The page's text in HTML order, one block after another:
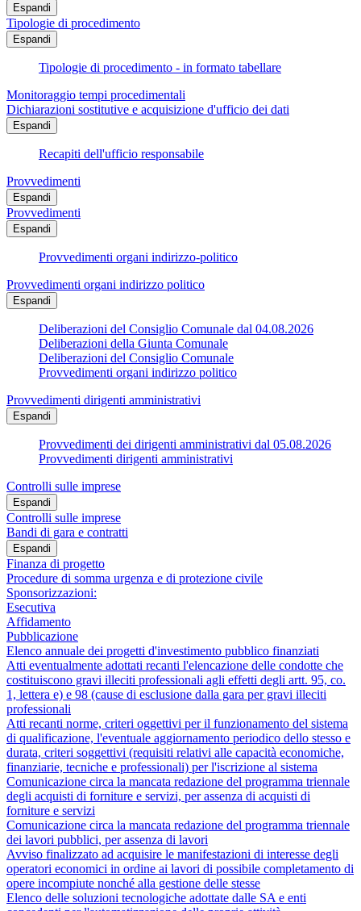
Espandi
Tipologie di procedimento
Espandi
Tipologie di procedimento - in formato tabellare
Monitoraggio tempi procedimentali
Dichiarazioni sostitutive e acquisizione d'ufficio dei dati
Espandi
Recapiti dell'ufficio responsabile
Provvedimenti
Espandi
Provvedimenti
Espandi
Provvedimenti organi indirizzo-politico
Provvedimenti organi indirizzo politico
Espandi
Deliberazioni del Consiglio Comunale dal 04.08.2026
Deliberazioni della Giunta Comunale
Deliberazioni del Consiglio Comunale
Provvedimenti organi indirizzo politico
Provvedimenti dirigenti amministrativi
Espandi
Provvedimenti dei dirigenti amministrativi dal 05.08.2026
Provvedimenti dirigenti amministrativi
Controlli sulle imprese
Espandi
Controlli sulle imprese
Bandi di gara e contratti
Espandi
Finanza di progetto
Procedure di somma urgenza e di protezione civile
Sponsorizzazioni:
Esecutiva
Affidamento
Pubblicazione
Elenco annuale dei progetti d'investimento pubblico finanziati
Atti eventualmente adottati recanti l'elencazione delle condotte che
costituiscono gravi illeciti professionali agli effetti degli artt. 95, co.
1, lettera e) e 98 (cause di esclusione dalla gara per gravi illeciti
professionali
Atti recanti norme, criteri oggettivi per il funzionamento del sistema
di qualificazione, l'eventuale aggiornamento periodico dello stesso e
durata, criteri soggettivi (requisiti relativi alle capacità economiche,
finanziarie, tecniche e professionali) per l'iscrizione al sistema
Comunicazione circa la mancata redazione del programma triennale
degli acquisti di forniture e servizi, per assenza di acquisti di
forniture e servizi
Comunicazione circa la mancata redazione del programma triennale
dei lavori pubblici, per assenza di lavori
Avviso finalizzato ad acquisire le manifestazioni di interesse degli
operatori economici in ordine ai lavori di possibile completamento di
opere incompiute nonché alla gestione delle stesse
Elenco delle soluzioni tecnologiche adottate dalle SA e enti